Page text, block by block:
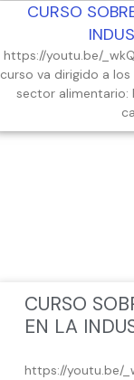
CURSO
https://youtu.be/
curso va dirigido a
sector alimentario:
CURSO
EN LA
https://youtu.be/